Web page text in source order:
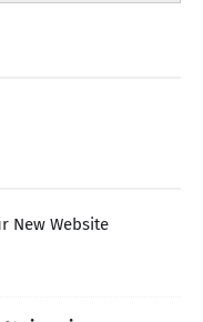
New Website